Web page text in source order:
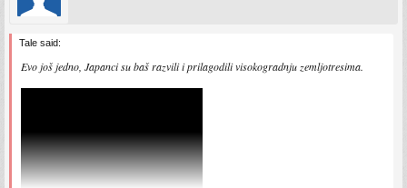
Tale said:
Evo još jedno, Japanci su baš razvili i prilagodili visokogradnju zemljotresima.